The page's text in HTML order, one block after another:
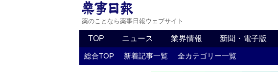
薬のことなら薬事日報ウェブサイト
TOP ニュース 業界情報 新聞・電子版
総合TOP 新着記事一覧 全カテゴリー一覧